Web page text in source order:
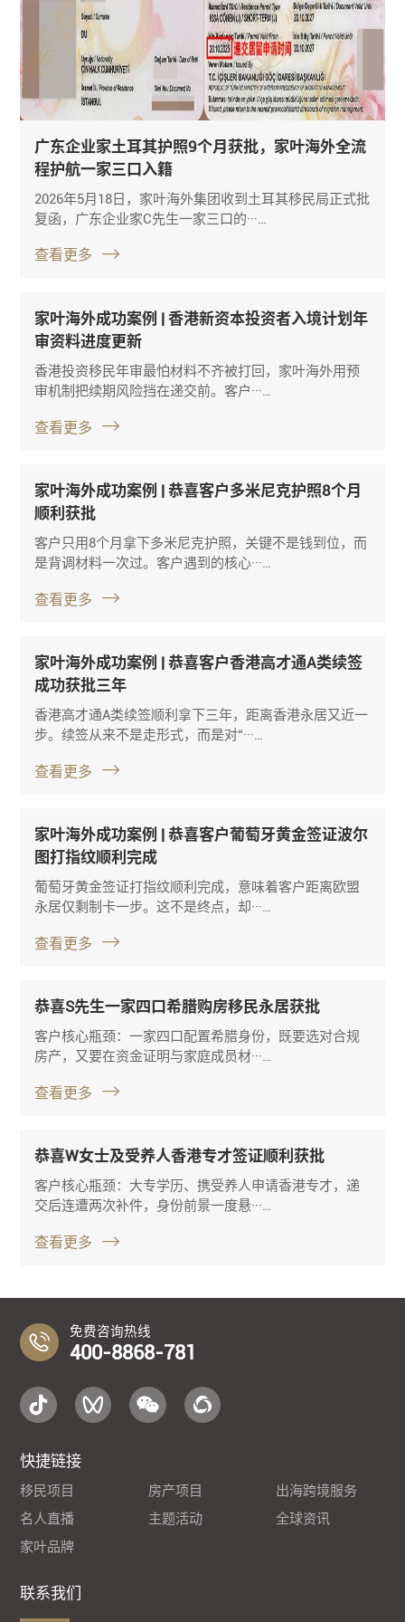
广东企业家土耳其护照9个月获批，家叶海外全流
程护航一家三口入籍
2026年5月18日，家叶海外集团收到土耳其移民局正式批
复函，广东企业家C先生一家三口的···…
查看更多
家叶海外成功案例 | 香港新资本投资者入境计划年
审资料进度更新
香港投资移民年审最怕材料不齐被打回，家叶海外用预
审机制把续期风险挡在递交前。客户···…
查看更多
家叶海外成功案例 | 恭喜客户多米尼克护照8个月
顺利获批
客户只用8个月拿下多米尼克护照，关键不是钱到位，而
是背调材料一次过。客户遇到的核心···…
查看更多
家叶海外成功案例 | 恭喜客户香港高才通A类续签
成功获批三年
香港高才通A类续签顺利拿下三年，距离香港永居又近一
步。续签从来不是走形式，而是对“···…
查看更多
家叶海外成功案例 | 恭喜客户葡萄牙黄金签证波尔
图打指纹顺利完成
葡萄牙黄金签证打指纹顺利完成，意味着客户距离欧盟
永居仅剩制卡一步。这不是终点，却···…
查看更多
恭喜S先生一家四口希腊购房移民永居获批
客户核心瓶颈：一家四口配置希腊身份，既要选对合规
房产，又要在资金证明与家庭成员材···…
查看更多
恭喜W女士及受养人香港专才签证顺利获批
客户核心瓶颈：大专学历、携受养人申请香港专才，递
交后连遭两次补件，身份前景一度悬···…
查看更多
免费咨询热线
400-8868-781
快捷链接
移民项目 房产项目
出海跨境服务
名人直播
主题活动
全球资讯
家叶品牌
联系我们